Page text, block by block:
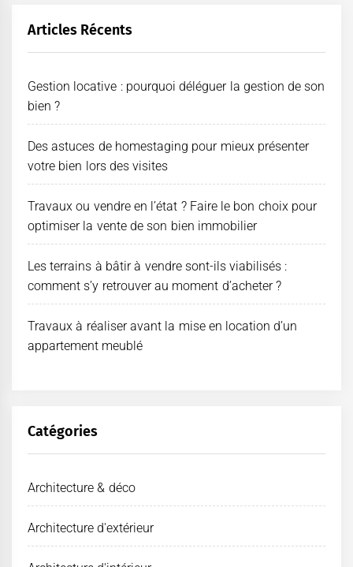
Articles Récents
Gestion locative : pourquoi déléguer la gestion de son
bien ?
Des astuces de homestaging pour mieux présenter
votre bien lors des visites
Travaux ou vendre en l’état ? Faire le bon choix pour
optimiser la vente de son bien immobilier
Les terrains à bâtir à vendre sont-ils viabilisés :
comment s’y retrouver au moment d’acheter ?
Travaux à réaliser avant la mise en location d’un
appartement meublé
Catégories
Architecture & déco
Architecture d'extérieur